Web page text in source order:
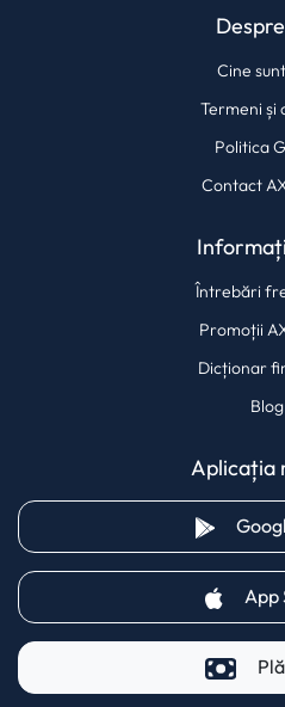
Cine
Termeni și
Politica
Contact
Întrebări
Promoții
Dicționar
Blog
Aplicația
App